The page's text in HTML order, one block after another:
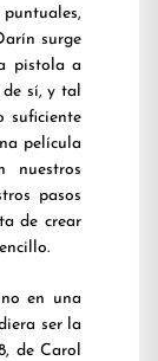
surge
pistola a
sí, y tal
suficiente
película
nuestros
pasos
de crear
en una
ser la
de Carol